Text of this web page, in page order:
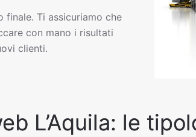
Ti assicuriamo che
con mano i risultati
clienti.
L’Aquila: le